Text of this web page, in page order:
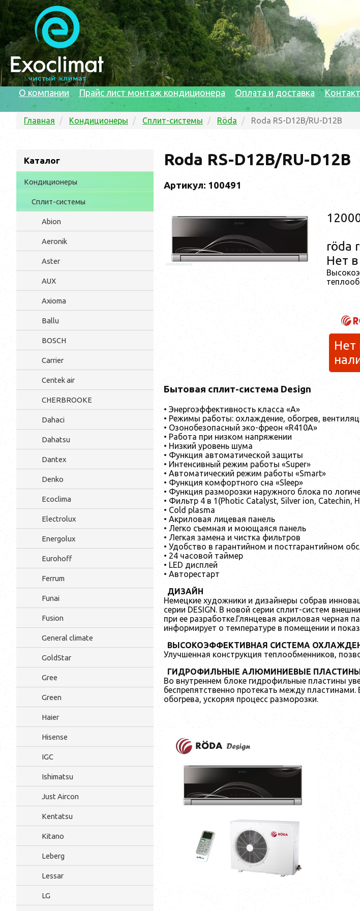
О компании Прайс лист монтаж кондиционера Оплата и доставка
Главная Кондиционеры Сплит-системы Röda Roda RS-D12B/RU-D12B
Каталог
Кондиционеры
Сплит-системы
Abion
Aeronik
Aster
AUX
Axioma
Ballu
BOSCH
Carrier
Centek air
CHERBROOKE
Dahaci
Dahatsu
Dantex
Denko
Ecoclima
Electrolux
Energolux
Eurohoff
Ferrum
Funai
Fusion
General climate
GoldStar
Gree
Green
Haier
Hisense
IGC
Ishimatsu
Just Aircon
Kentatsu
Kitano
Leberg
Lessar
LG
Roda RS-D12B/RU-D12B
Артикул: 100491
röda
Нет
Нет
Бытовая сплит-система Design
• Энергоэффективность класса «А»
• Режимы работы: охлаждение, обогрев,
• Озонобезопасный эко-фреон «R410А»
• Работа при низком напряжении
• Низкий уровень шума
• Функция автоматической защиты
• Интенсивный режим работы «Super»
• Автоматический режим работы «Smart»
• Функция комфортного сна «Sleep»
• Функция разморозки наружного блока по
• Фильтр 4 в 1(Photic Catalyst, Silver ion, Catechin,
• Cold plasma
• Акриловая лицевая панель
• Легко съемная и моющаяся панель
• Легкая замена и чистка фильтров
• Удобство в гарантийном и постгарантийном
• 24 часовой таймер
• LED дисплей
• Авторестарт
ДИЗАЙН
Немецкие художники и дизайнеры собрав
серии DESIGN. В новой серии сплит-систем
при ее разработке.Глянцевая акриловая
информирует о температуре в помещении и
ВЫСОКОЭФФЕКТИВНАЯ СИСТЕМА
Улучшенная конструкция теплообменников,
ГИДРОФИЛЬНЫЕ АЛЮМИНИЕВЫЕ
Во внутреннем блоке гидрофильные пластины
беспрепятственно протекать между
обогрева, ускоряя процесс разморозки.